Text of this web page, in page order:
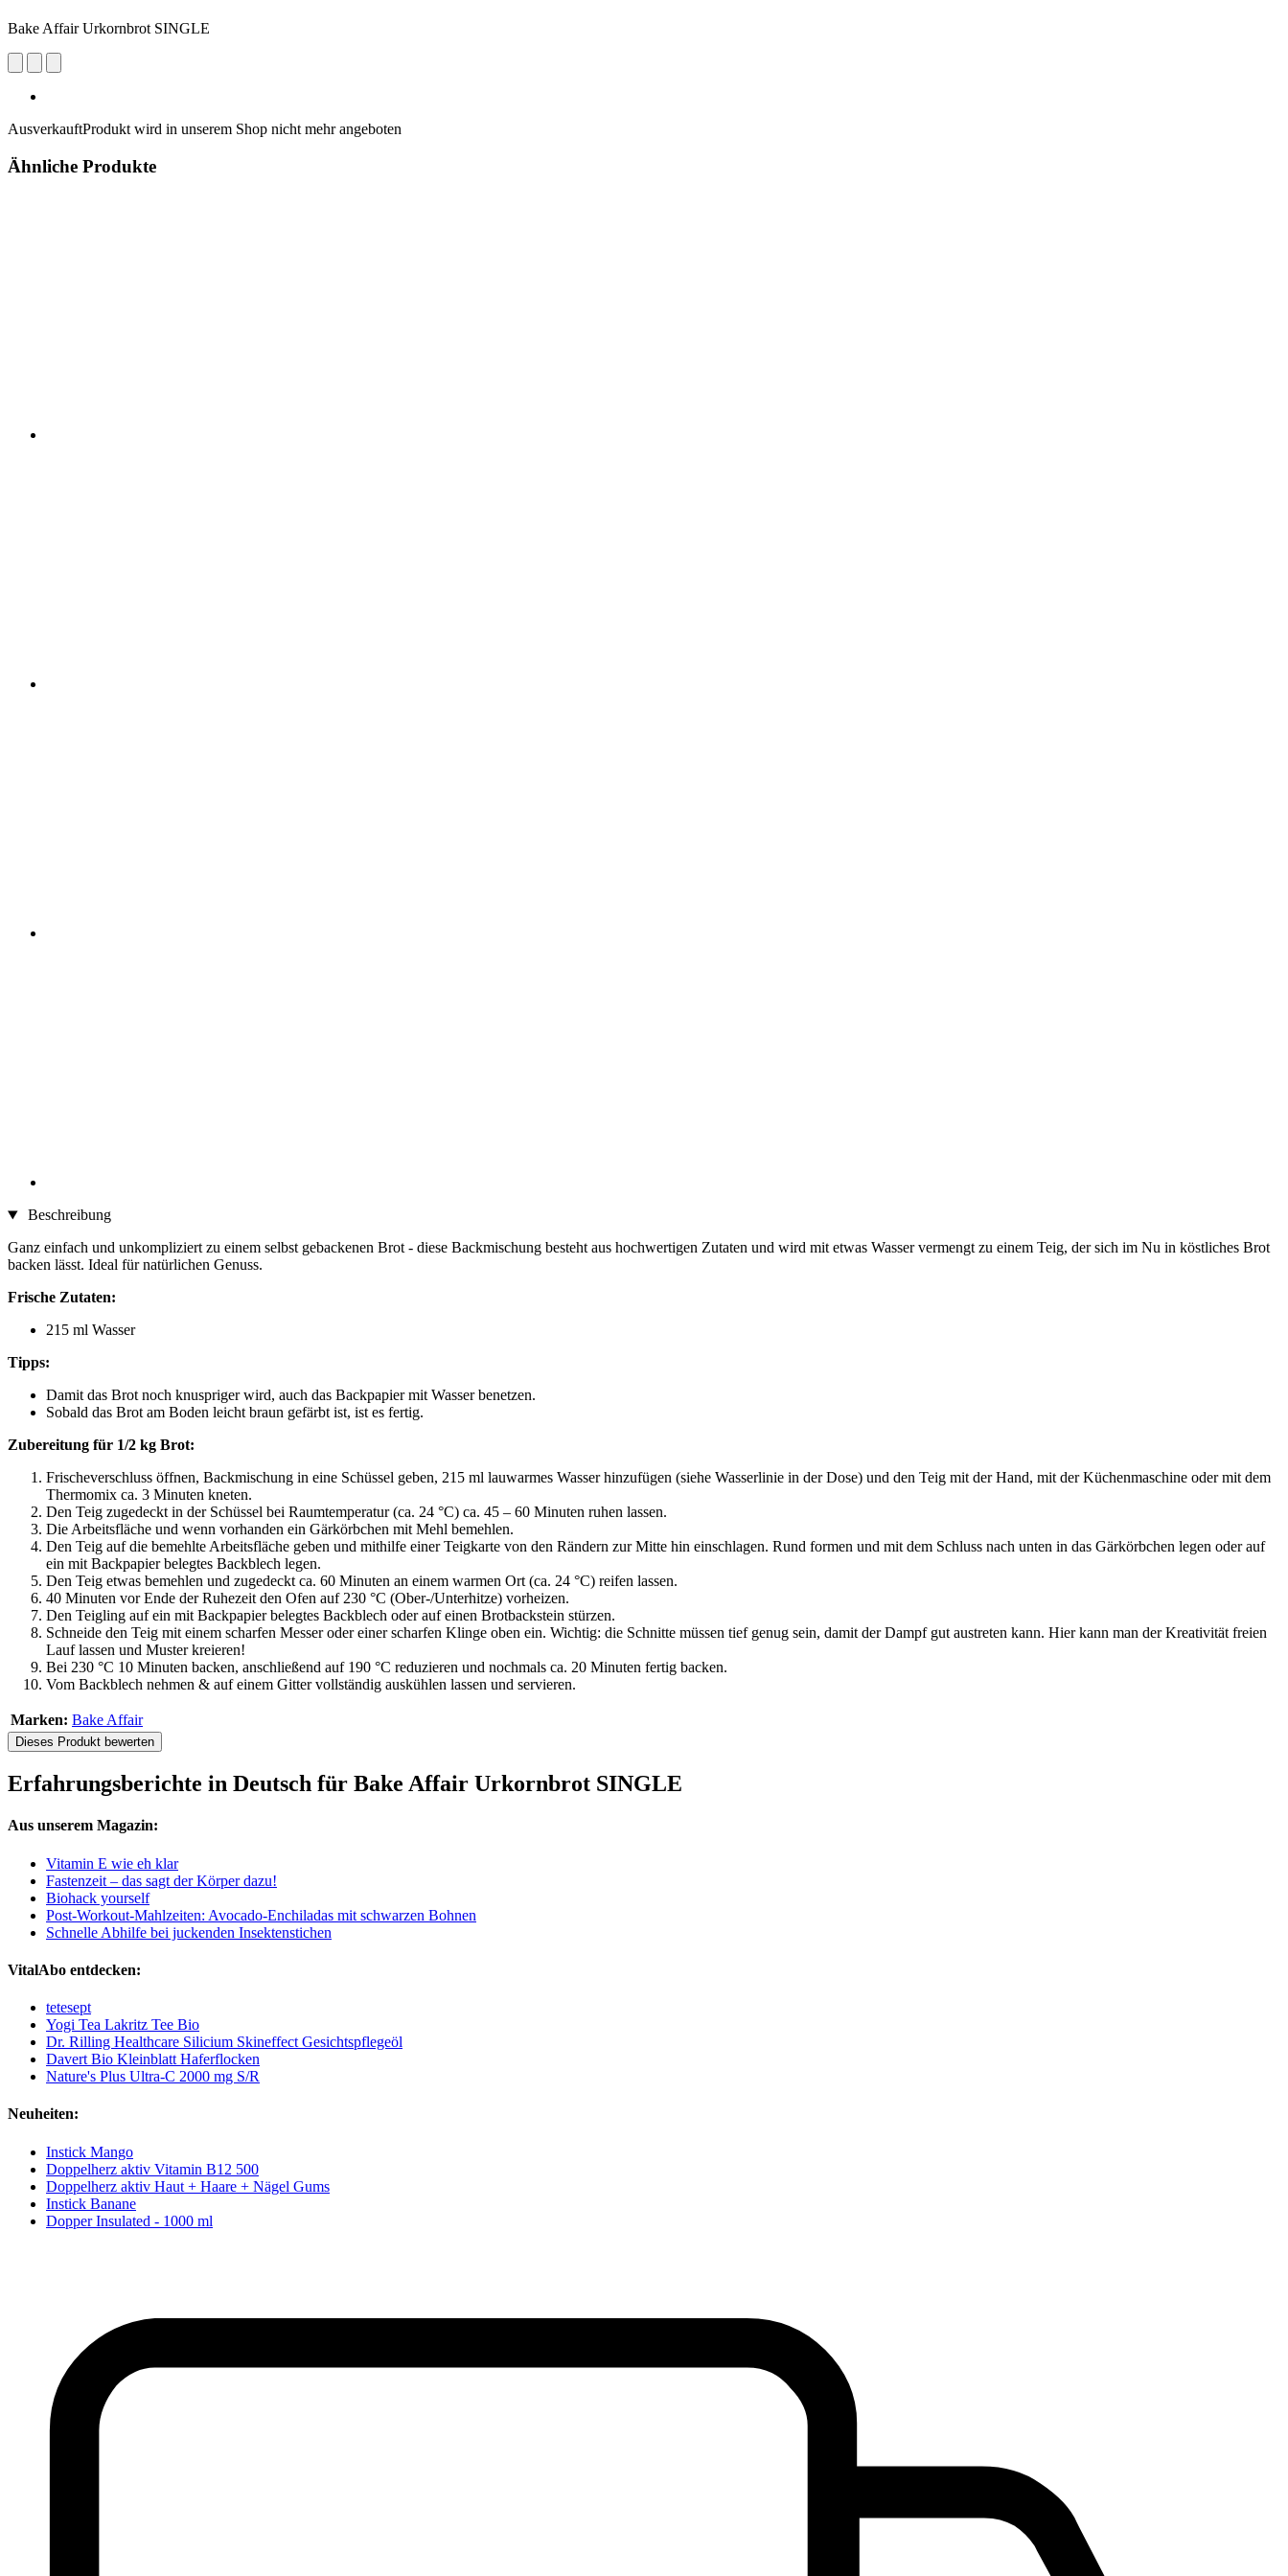
Bake Affair Urkornbrot SINGLE
AusverkauftProdukt wird in unserem Shop nicht mehr angeboten
Ähnliche Produkte
Beschreibung
Ganz einfach und unkompliziert zu einem selbst gebackenen Brot - diese Backmischung besteht aus hochwertigen Zutaten und wird mit etwas Wasser vermengt zu einem Teig, der sich im Nu in köstliches Brot
backen lässt. Ideal für natürlichen Genuss.
Frische Zutaten:
215 ml Wasser
Tipps:
Damit das Brot noch knuspriger wird, auch das Backpapier mit Wasser benetzen.
Sobald das Brot am Boden leicht braun gefärbt ist, ist es fertig.
Zubereitung für 1/2 kg Brot:
Frischeverschluss öffnen, Backmischung in eine Schüssel geben, 215 ml lauwarmes Wasser hinzufügen (siehe Wasserlinie in der Dose) und den Teig mit der Hand, mit der Küchenmaschine oder mit dem
Thermomix ca. 3 Minuten kneten.
Den Teig zugedeckt in der Schüssel bei Raumtemperatur (ca. 24 °C) ca. 45 – 60 Minuten ruhen lassen.
Die Arbeitsfläche und wenn vorhanden ein Gärkörbchen mit Mehl bemehlen.
Den Teig auf die bemehlte Arbeitsfläche geben und mithilfe einer Teigkarte von den Rändern zur Mitte hin einschlagen. Rund formen und mit dem Schluss nach unten in das Gärkörbchen legen oder auf
ein mit Backpapier belegtes Backblech legen.
Den Teig etwas bemehlen und zugedeckt ca. 60 Minuten an einem warmen Ort (ca. 24 °C) reifen lassen.
40 Minuten vor Ende der Ruhezeit den Ofen auf 230 °C (Ober-/Unterhitze) vorheizen.
Den Teigling auf ein mit Backpapier belegtes Backblech oder auf einen Brotbackstein stürzen.
Schneide den Teig mit einem scharfen Messer oder einer scharfen Klinge oben ein. Wichtig: die Schnitte müssen tief genug sein, damit der Dampf gut austreten kann. Hier kann man der Kreativität freien
Lauf lassen und Muster kreieren!
Bei 230 °C 10 Minuten backen, anschließend auf 190 °C reduzieren und nochmals ca. 20 Minuten fertig backen.
Vom Backblech nehmen & auf einem Gitter vollständig auskühlen lassen und servieren.
Marken: Bake Affair
Dieses Produkt bewerten
Erfahrungsberichte in Deutsch für Bake Affair Urkornbrot SINGLE
Aus unserem Magazin:
Vitamin E wie eh klar
Fastenzeit – das sagt der Körper dazu!
Biohack yourself
Post-Workout-Mahlzeiten: Avocado-Enchiladas mit schwarzen Bohnen
Schnelle Abhilfe bei juckenden Insektenstichen
VitalAbo entdecken:
tetesept
Yogi Tea Lakritz Tee Bio
Dr. Rilling Healthcare Silicium Skineffect Gesichtspflegeöl
Davert Bio Kleinblatt Haferflocken
Nature's Plus Ultra-C 2000 mg S/R
Neuheiten:
Instick Mango
Doppelherz aktiv Vitamin B12 500
Doppelherz aktiv Haut + Haare + Nägel Gums
Instick Banane
Dopper Insulated - 1000 ml